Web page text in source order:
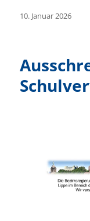
Veröffentlicht
10. Januar 2026